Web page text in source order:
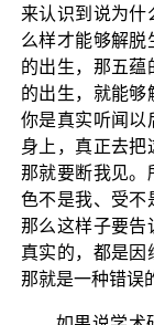
来认识到说为什
么样才能够解脱
的出生，那五蕴
的出生，就能够
你是真实听闻以
身上，真正去把
那就要断我见。
色不是我、受不
那么这样子要告
真实的，都是因
那就是一种错误